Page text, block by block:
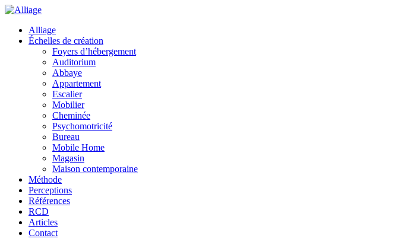
Alliage
Échelles de création
Foyers d’hébergement
Auditorium
Abbaye
Appartement
Escalier
Mobilier
Cheminée
Psychomotricité
Bureau
Mobile Home
Magasin
Maison contemporaine
Méthode
Perceptions
Références
RCD
Articles
Contact